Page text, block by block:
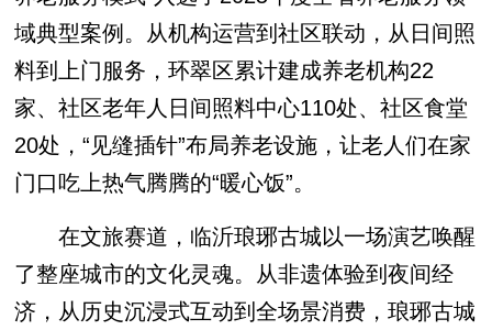
域典型案例。从机构运营到社区联动，从日间照
料到上门服务，环翠区累计建成养老机构22
家、社区老年人日间照料中心110处、社区食堂
20处，“见缝插针”布局养老设施，让老人们在家
门口吃上热气腾腾的“暖心饭”。
在文旅赛道，临沂琅琊古城以一场演艺唤醒
了整座城市的文化灵魂。从非遗体验到夜间经
济，从历史沉浸式互动到全场景消费，琅琊古城